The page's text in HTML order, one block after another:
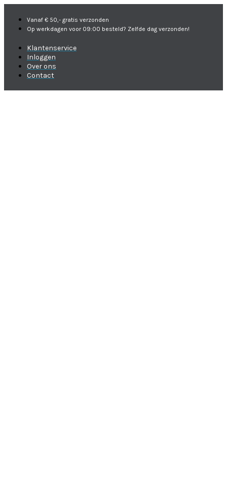
Vanaf € 50,- gratis verzonden
Op werkdagen voor 09:00 besteld? Zelfde dag verzonden!
Klantenservice
Inloggen
Over ons
Contact